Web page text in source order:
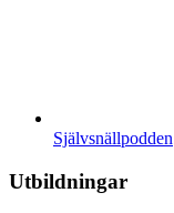
Självsnällpodden
Utbildningar